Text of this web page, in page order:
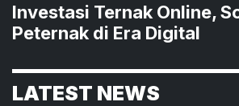
Investasi Ternak Online,
Peternak di Era Digital
LATEST NEWS